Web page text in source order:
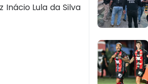
Lula da Silva